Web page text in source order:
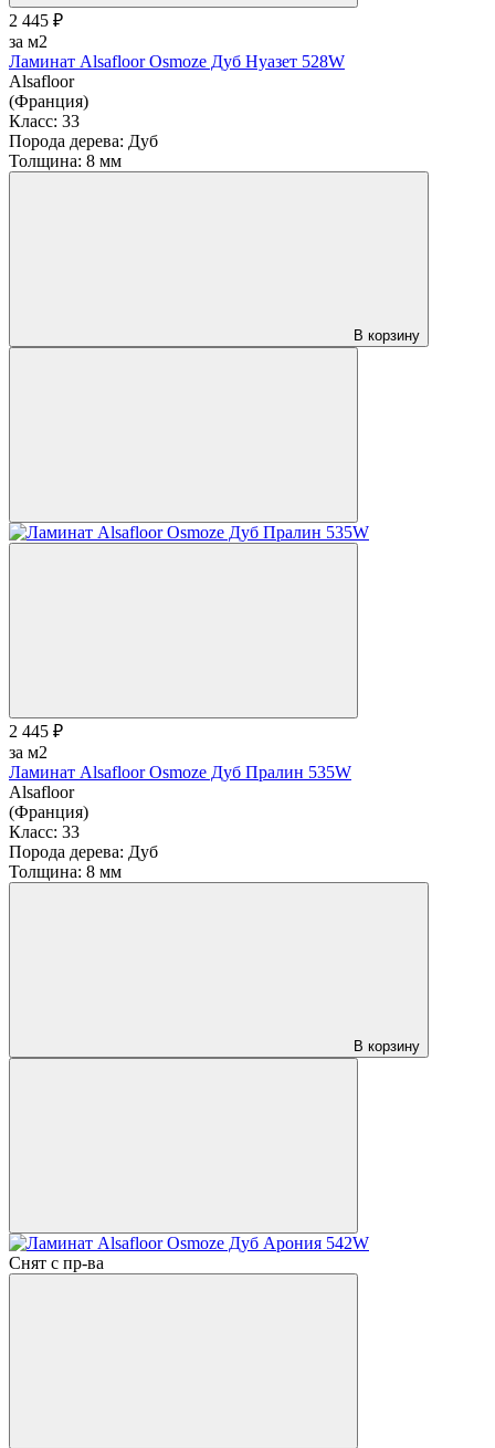
2 445 ₽
за м2
Ламинат Alsafloor Osmoze Дуб Нуазет 528W
Alsafloor
(Франция)
Класс: 33
Порода дерева: Дуб
Толщина: 8 мм
В корзину
2 445 ₽
за м2
Ламинат Alsafloor Osmoze Дуб Пралин 535W
Alsafloor
(Франция)
Класс: 33
Порода дерева: Дуб
Толщина: 8 мм
В корзину
Снят с пр-ва